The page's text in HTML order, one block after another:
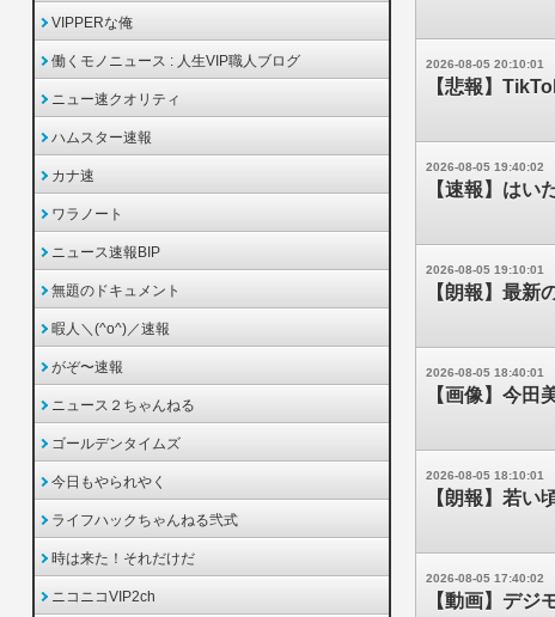
2026-08-05 20:10:01
【悲報】
2026-08-05 19:40:02
【速報】はい
2026-08-05 19:10:01
【朗報】最新
2026-08-05 18:40:01
【画像】今田
2026-08-05 18:10:01
【朗報】若い
2026-08-05 17:40:02
【動画】デジ
VIPPERな俺
働くモノニュース : 人生VIP職人ブログ
ニュー速クオリティ
ハムスター速報
カナ速
ワラノート
ニュース速報BIP
無題のドキュメント
暇人＼(^o^)／速報
がぞ〜速報
ニュース２ちゃんねる
ゴールデンタイムズ
今日もやられやく
ライフハックちゃんねる弐式
時は来た！それだけだ
ニコニコVIP2ch